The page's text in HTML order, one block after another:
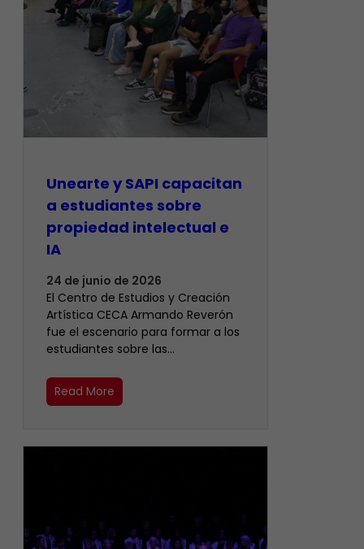
Unearte y SAPI capacitan
a estudiantes sobre
propiedad intelectual e
IA
24 de junio de 2026
El Centro de Estudios y Creación
Artística CECA Armando Reverón
fue el escenario para formar a los
estudiantes sobre las…
Read More